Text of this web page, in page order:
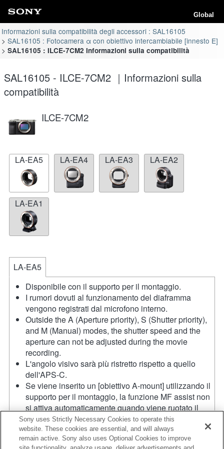
Global
Informazioni sulla compatibilità degli accessori : SAL16105
SAL16105 : Fotocamera α con obiettivo intercambiabile [innesto E]
SAL16105 : ILCE-7CM2 Informazioni sulla compatibilità
SAL16105 - ILCE-7CM2 ｜Informazioni sulla
compatibilità
ILCE-7CM2
LA-EA5 LA-EA4 LA-EA3 LA-EA2
LA-EA1
LA-EA5
Disponibile con il supporto per il montaggio.
I rumori dovuti al funzionamento del diaframma
vengono registrati dal microfono interno.
Outside the A (Aperture priority), S (Shutter priority),
and M (Manual) modes, the shutter speed and the
aperture can not be adjusted during the movie
recording.
L'angolo visivo sarà più ristretto rispetto a quello
dell'APS-C.
Se viene inserito un [obiettivo A-mount] utilizzando il
supporto per il montaggio, la funzione MF assist non
si attiva automaticamente quando viene ruotato il
regolatore di messa a fuoco. È possibile ingrandire
l'immagine assegnando le funzioni [Focus Magnifier]
o [MF Assist] a qualsiasi tasto dal menu "Custom Key
Sony uses Strictly Necessary Cookies to operate this
website. These cookies are essential, and will always
remain active. Sony also uses Optional Cookies to improve